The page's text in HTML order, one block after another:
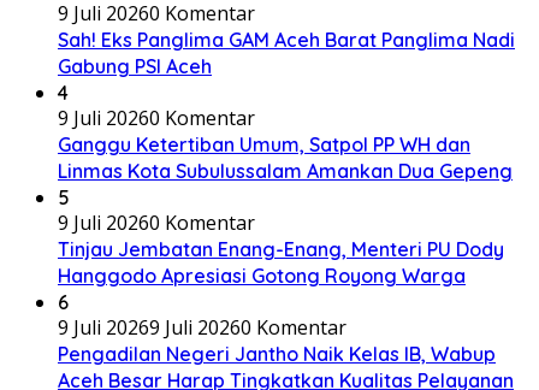
9 Juli 20260 Komentar
Sah! Eks Panglima GAM Aceh Barat Panglima Nadi
Gabung PSI Aceh
4
9 Juli 20260 Komentar
Ganggu Ketertiban Umum, Satpol PP WH dan
Linmas Kota Subulussalam Amankan Dua Gepeng
5
9 Juli 20260 Komentar
Tinjau Jembatan Enang-Enang, Menteri PU Dody
Hanggodo Apresiasi Gotong Royong Warga
6
9 Juli 20269 Juli 20260 Komentar
Pengadilan Negeri Jantho Naik Kelas IB, Wabup
Aceh Besar Harap Tingkatkan Kualitas Pelayanan